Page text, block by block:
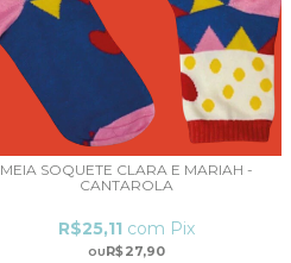
MEIA SOQUETE CLARA E MARIAH -
CANTAROLA
R$27,90
R$25,11 com Pix